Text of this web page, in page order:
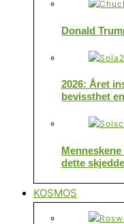
Donald
2026: Året
bevissthet
dette skjedde
KOSMOS